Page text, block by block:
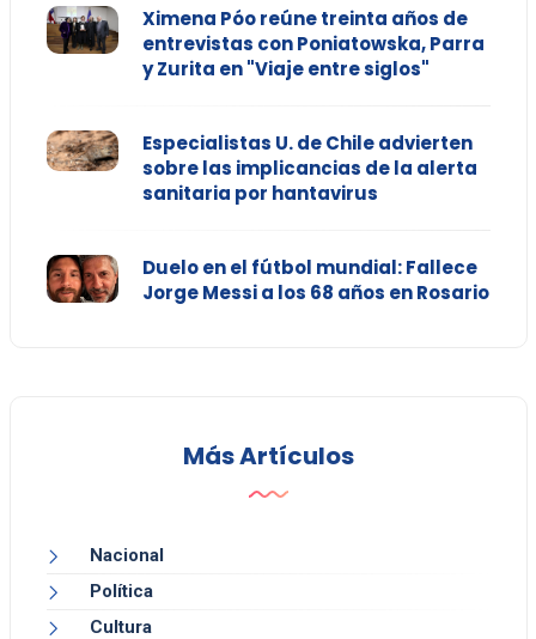
Ximena Póo reúne treinta años de
entrevistas con Poniatowska, Parra
y Zurita en "Viaje entre siglos"
Especialistas U. de Chile advierten
sobre las implicancias de la alerta
sanitaria por hantavirus
Duelo en el fútbol mundial: Fallece
Jorge Messi a los 68 años en Rosario
Más Artículos
Nacional
Política
Cultura